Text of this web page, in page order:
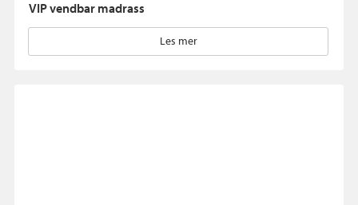
VIP vendbar madrass
Les mer